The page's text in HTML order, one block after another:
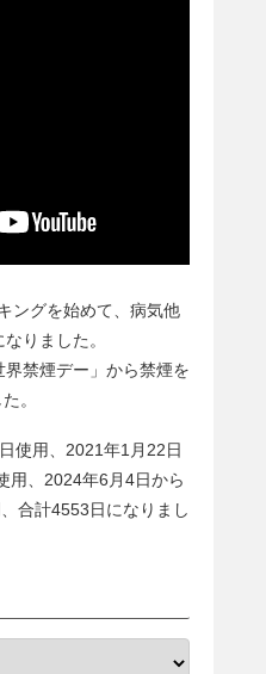
ングを始めて、病気他
なりました。
禁煙デー」から禁煙を
。
使用、2021年1月22日
用、2024年6月4日から
合計4553日になりまし